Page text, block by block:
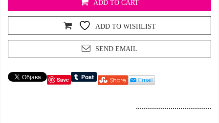
ADD TO CART
ADD TO WISHLIST
SEND EMAIL
Save